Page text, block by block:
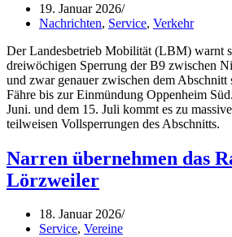
19. Januar 2026
Nachrichten, Service, Verkehr
Der Landesbetrieb Mobilität (LBM) warnt
dreiwöchigen Sperrung der B9 zwischen
und zwar genauer zwischen dem
Fähre bis zur Einmündung Oppenheim
Juni. und dem 15. Juli kommt es zu
teilweisen Vollsperrungen des Abschnitts.
Narren übernehmen das
Lörzweiler
18. Januar 2026
Service, Vereine